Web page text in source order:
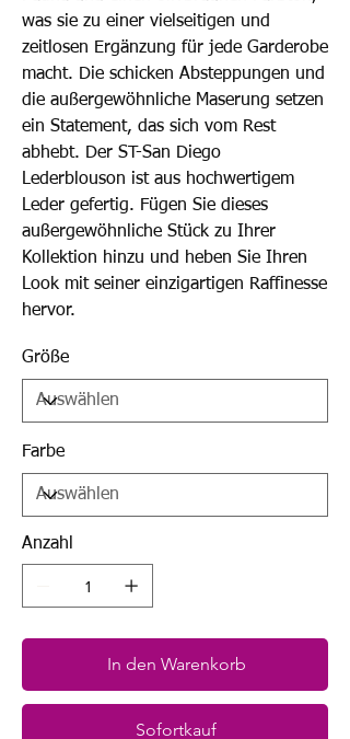
was sie zu einer vielseitigen und
zeitlosen Ergänzung für jede Garderobe
macht. Die schicken Absteppungen und
die außergewöhnliche Maserung setzen
ein Statement, das sich vom Rest
abhebt. Der ST-San Diego
Lederblouson ist aus hochwertigem
Leder gefertig. Fügen Sie dieses
außergewöhnliche Stück zu Ihrer
Kollektion hinzu und heben Sie Ihren
Look mit seiner einzigartigen Raffinesse
hervor.
Größe
Farbe
Anzahl
In den Warenkorb
Sofortkauf